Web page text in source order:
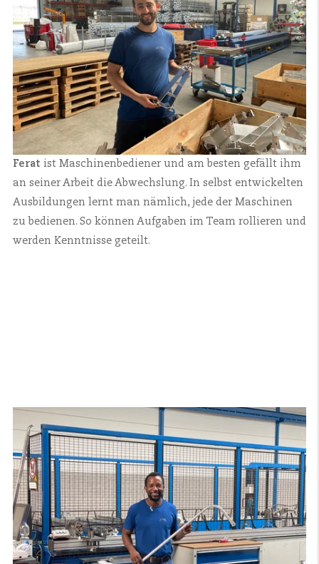
Ferat ist Maschinenbediener und am besten gefällt ihm
an seiner Arbeit die Abwechslung. In selbst entwickelten
Ausbildungen lernt man nämlich, jede der Maschinen
zu bedienen. So können Aufgaben im Team rollieren und
werden Kenntnisse geteilt.